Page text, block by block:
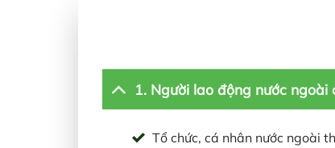
1. Người lao động nước
Tổ chức, cá nhân nước ngoài